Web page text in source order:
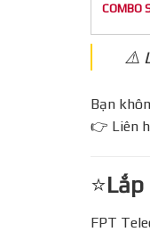
COMBO
⚠️
Bạn
👉 Liên
⭐
FPT